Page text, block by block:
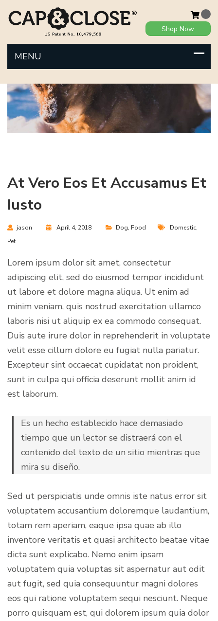
Shop Now
At Vero Eos Et Accusamus Et
Iusto
jason April 4, 2018 Dog, Food Domestic,
Pet
Lorem ipsum dolor sit amet, consectetur
adipiscing elit, sed do eiusmod tempor incididunt
ut labore et dolore magna aliqua. Ut enim ad
minim veniam, quis nostrud exercitation ullamco
laboris nisi ut aliquip ex ea commodo consequat.
Duis aute irure dolor in reprehenderit in voluptate
velit esse cillum dolore eu fugiat nulla pariatur.
Excepteur sint occaecat cupidatat non proident,
sunt in culpa qui officia deserunt mollit anim id
est laborum.
Es un hecho establecido hace demasiado
tiempo que un lector se distraerá con el
contenido del texto de un sitio mientras que
mira su diseño.
Sed ut perspiciatis unde omnis iste natus error sit
voluptatem accusantium doloremque laudantium,
totam rem aperiam, eaque ipsa quae ab illo
inventore veritatis et quasi architecto beatae vitae
dicta sunt explicabo. Nemo enim ipsam
voluptatem quia voluptas sit aspernatur aut odit
aut fugit, sed quia consequuntur magni dolores
eos qui ratione voluptatem sequi nesciunt. Neque
porro quisquam est, qui dolorem ipsum quia dolor